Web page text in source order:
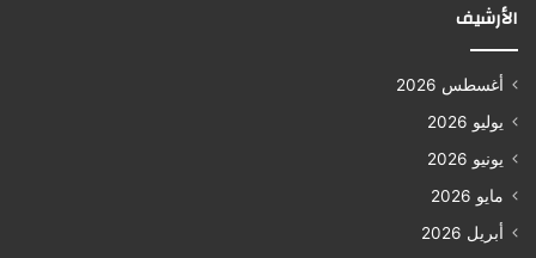
الأرشيف
أغسطس 2026
يوليو 2026
يونيو 2026
مايو 2026
أبريل 2026